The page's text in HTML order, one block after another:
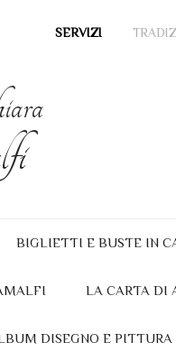
SERVIZI
BIGLIETTI E BUSTE IN
LA CARTA DI
DISEGNO E PITTURA